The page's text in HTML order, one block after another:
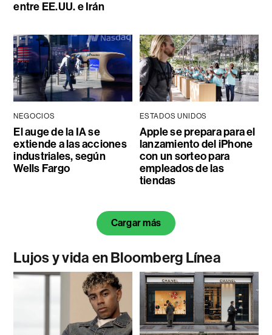
entre EE.UU. e Irán
NEGOCIOS
El auge de la IA se
extiende a las acciones
industriales, según
Wells Fargo
ESTADOS UNIDOS
Apple se prepara para el
lanzamiento del iPhone
con un sorteo para
empleados de las
tiendas
Cargar más
Lujos y vida en Bloomberg Línea